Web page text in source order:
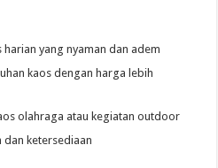
harian yang nyaman dan adem
kaos dengan harga lebih
olahraga atau kegiatan outdoor
dan ketersediaan